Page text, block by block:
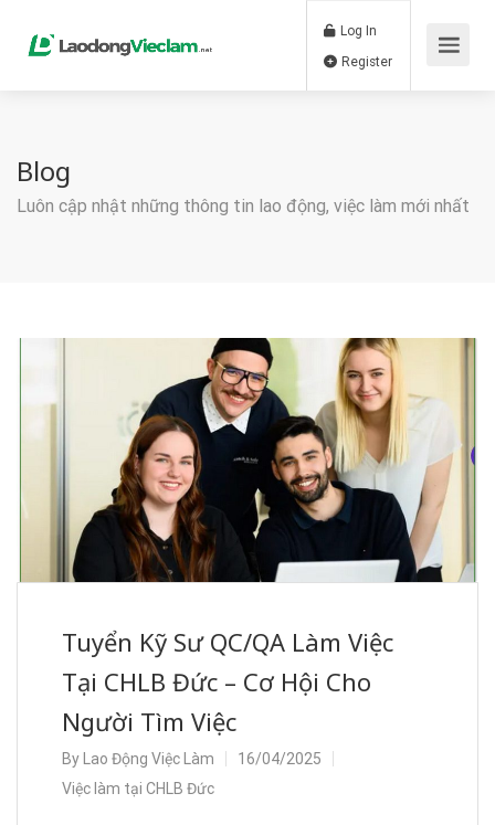
Log In
Blog
Luôn cập nhật những thông tin lao động, việc làm mới nhất
Tuyển Kỹ Sư QC/QA Làm Việc
Tại CHLB Đức – Cơ Hội Cho
Người Tìm Việc
By Lao Động Việc Làm
16/04/2025
Việc làm tại CHLB Đức